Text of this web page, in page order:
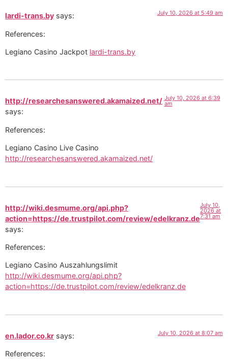
lardi-trans.by says: July 10, 2026 at 5:49 am
References:
Legiano Casino Jackpot lardi-trans.by
http://researchesanswered.akamaized.net/
says:
July 10, 2026 at 6:39
am
References:
Legiano Casino Live Casino
http://researchesanswered.akamaized.net/
http://wiki.desmume.org/api.php?
action=https://de.trustpilot.com/review/edelkranz.de
says:
July 10,
2026 at
7:31 am
References:
Legiano Casino Auszahlungslimit
http://wiki.desmume.org/api.php?
action=https://de.trustpilot.com/review/edelkranz.de
en.lador.co.kr says: July 10, 2026 at 8:07 am
References: